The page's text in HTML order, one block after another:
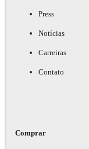
Press
Notícias
Carreiras
Contato
Comprar